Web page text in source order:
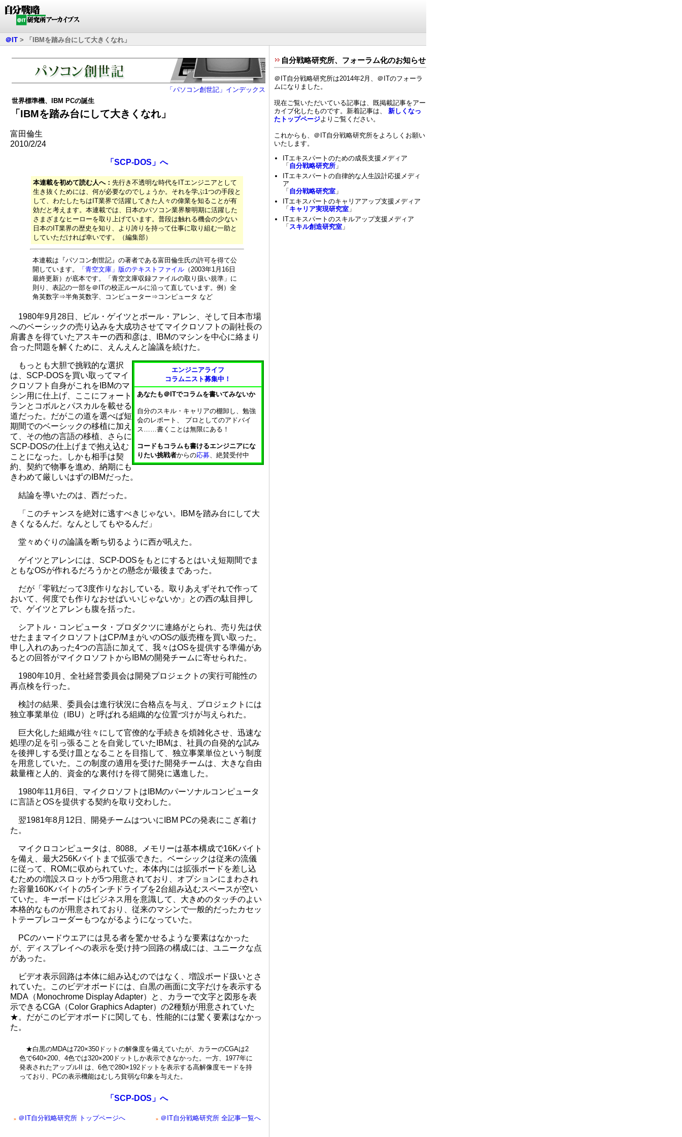
＠IT > 「IBMを踏み台にして大きくなれ」
「パソコン創世記」インデックス
世界標準機、IBM PCの誕生
「IBMを踏み台にして大きくなれ」
富田倫生
2010/2/24
「SCP-DOS」へ
本連載を初めて読む人へ： 先行き不透明な時代をITエンジニアとして
生き抜くためには、何が必要なのでしょうか。それを学ぶ1つの手段と
して、わたしたちはIT業界で活躍してきた人々の偉業を知ることが有
効だと考えます。本連載では、日本のパソコン業界黎明期に活躍した
さまざまなヒーローを取り上げています。普段は触れる機会の少ない
日本のIT業界の歴史を知り、より誇りを持って仕事に取り組む一助と
していただければ幸いです。（編集部）
本連載は『パソコン創世記』の著者である富田倫生氏の許可を得て公
開しています。
「青空文庫」版のテキストファイル （2003年1月16日
最終更新）が底本です。「青空文庫収録ファイルの取り扱い規準」に
則り、表記の一部を＠ITの校正ルールに沿って直しています。例）全
角英数字⇒半角英数字、コンピューター⇒コンピュータ など
1980年9月28日、ビル・ゲイツとポール・アレン、そして日本市場
へのベーシックの売り込みを大成功させてマイクロソフトの副社長の
肩書きを得ていたアスキーの西和彦は、IBMのマシンを中心に絡まり
合った問題を解くために、えんえんと論議を続けた。
エンジニアライフ
コラムニスト募集中！
あなたも＠ITでコラムを書いてみないか
自分のスキル・キャリアの棚卸し、勉強
会のレポート、 プロとしてのアドバイ
ス……書くことは無限にある！
コードもコラムも書けるエンジニアにな
りたい挑戦者からの応募、絶賛受付中
もっとも大胆で挑戦的な選択
は、SCP-DOSを買い取ってマイ
クロソフト自身がこれをIBMのマ
シン用に仕上げ、ここにフォート
ランとコボルとパスカルを載せる
道だった。だがこの道を選べば短
期間でのベーシックの移植に加え
て、その他の言語の移植、さらに
SCP-DOSの仕上げまで抱え込む
ことになった。しかも相手は契
約、契約で物事を進め、納期にも
きわめて厳しいはずのIBMだった。
結論を導いたのは、西だった。
「このチャンスを絶対に逃すべきじゃない。IBMを踏み台にして大
きくなるんだ。なんとしてもやるんだ」
堂々めぐりの論議を断ち切るように西が吼えた。
ゲイツとアレンには、SCP-DOSをもとにするとはいえ短期間でま
ともなOSが作れるだろうかとの懸念が最後まであった。
だが「零戦だって3度作りなおしている。取りあえずそれで作って
おいて、何度でも作りなおせばいいじゃないか」との西の駄目押し
で、ゲイツとアレンも腹を括った。
シアトル・コンピュータ・プロダクツに連絡がとられ、売り先は伏
せたままマイクロソフトはCP/MまがいのOSの販売権を買い取った。
申し入れのあった4つの言語に加えて、我々はOSを提供する準備があ
るとの回答がマイクロソフトからIBMの開発チームに寄せられた。
1980年10月、全社経営委員会は開発プロジェクトの実行可能性の
再点検を行った。
検討の結果、委員会は進行状況に合格点を与え、プロジェクトには
独立事業単位（IBU）と呼ばれる組織的な位置づけが与えられた。
巨大化した組織が往々にして官僚的な手続きを煩雑化させ、迅速な
処理の足を引っ張ることを自覚していたIBMは、社員の自発的な試み
を後押しする受け皿となることを目指して、独立事業単位という制度
を用意していた。この制度の適用を受けた開発チームは、大きな自由
裁量権と人的、資金的な裏付けを得て開発に邁進した。
1980年11月6日、マイクロソフトはIBMのパーソナルコンピュータ
に言語とOSを提供する契約を取り交わした。
翌1981年8月12日、開発チームはついにIBM PCの発表にこぎ着け
た。
マイクロコンピュータは、8088。メモリーは基本構成で16Kバイト
を備え、最大256Kバイトまで拡張できた。ベーシックは従来の流儀
に従って、ROMに収められていた。本体内には拡張ボードを差し込
むための増設スロットが5つ用意されており、オプションにまわされ
た容量160Kバイトの5インチドライブを2台組み込むスペースが空い
ていた。キーボードはビジネス用を意識して、大きめのタッチのよい
本格的なものが用意されており、従来のマシンで一般的だったカセッ
トテープレコーダーもつながるようになっていた。
PCのハードウエアには見る者を驚かせるような要素はなかった
が、ディスプレイへの表示を受け持つ回路の構成には、ユニークな点
があった。
ビデオ表示回路は本体に組み込むのではなく、増設ボード扱いとさ
れていた。このビデオボードには、白黒の画面に文字だけを表示する
MDA（Monochrome Display Adapter）と、カラーで文字と図形を表
示できるCGA（Color Graphics Adapter）の2種類が用意されていた
★。だがこのビデオボードに関しても、性能的には驚く要素はなかっ
た。
★白黒のMDAは720×350ドットの解像度を備えていたが、カラーのCGAは2
色で640×200、4色では320×200ドットしか表示できなかった。一方、1977年に
発表されたアップルII は、6色で280×192ドットを表示する高解像度モードを持
っており、PCの表示機能はむしろ貧弱な印象を与えた。
「SCP-DOS」へ
»＠IT自分戦略研究所 トップページへ »＠IT自分戦略研究所 全記事一覧へ
自分戦略研究所、フォーラム化のお知らせ
＠IT自分戦略研究所は2014年2月、＠ITのフォーラ
ムになりました。
現在ご覧いただいている記事は、既掲載記事をアー
カイブ化したものです。新着記事は、 新しくなっ
たトップページよりご覧ください。
これからも、＠IT自分戦略研究所をよろしくお願い
いたします。
ITエキスパートのための成長支援メディア
「 自分戦略研究所 」
ITエキスパートの自律的な人生設計応援メディ
ア
「 自分戦略研究室 」
ITエキスパートのキャリアアップ支援メディア
「 キャリア実現研究室 」
ITエキスパートのスキルアップ支援メディア
「 スキル創造研究室 」